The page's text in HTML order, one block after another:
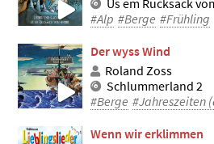
Us em Rucksack
#Alp #Berge #Frühling
Der wyss Wind
Roland Zoss
Schlummerland 2
#Berge #Jahreszeiten
Wenn wir erklimmen